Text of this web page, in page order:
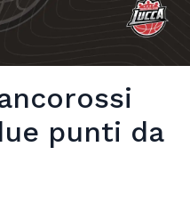
punti da